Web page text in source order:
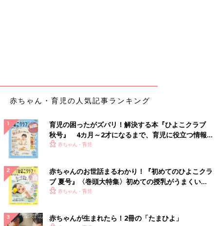
赤ちゃん・育児の人気記事ランキング
育児の困ったがズバリ！解決する本『ひよこクラブ
秋号』 4カ月～2才になるまで、育児に役立つ情報が
いっぱい！
赤ちゃん・育児
赤ちゃんのお世話まるわかり！『初めてのひよこクラ
ブ 夏号』〈巻頭大特集〉初めての授乳がうまくい
く！ おっぱい・ミルクの基本と夏のトラブル 解決テ
赤ちゃん・育児
赤ちゃんが生まれたら！2冊の「たまひよ」